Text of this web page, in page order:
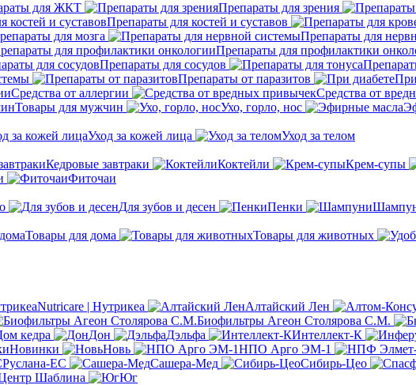
для ЖКТ Препараты для зрения
Препараты для костей и суставов
для мозга
Препараты для
Препараты для профилактики
Препараты для сосудов
Препараты от паразитов
Средства от аллергии Средства от
Товары для мужчин Ухо, горло, нос
Уход за кожей лица
Уход за телом
Кедровые завтраки Коктейли Крем-супы
Фиточаи
Для зубов и десен Пенки
Товары для дома Товары для животных
Nutricare | Нутрикеа Алтайский Лен
Биофильтры Агеон Столярова С.М.
кедра Дон Дэльфа Интеллект-К
Новинки Новь НПО Арго ЭМ-1
Руслана-ЕС Сашера-Мед Сибирь-Цео
Шаблина
Юг